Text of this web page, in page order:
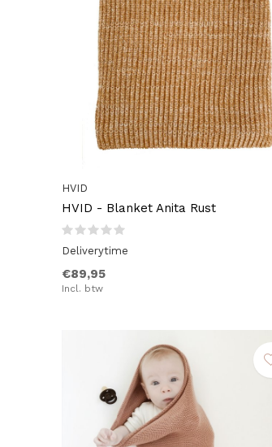
HVID
HVID - Blanket Anita Rust
Deliverytime
€89,95
Incl. btw